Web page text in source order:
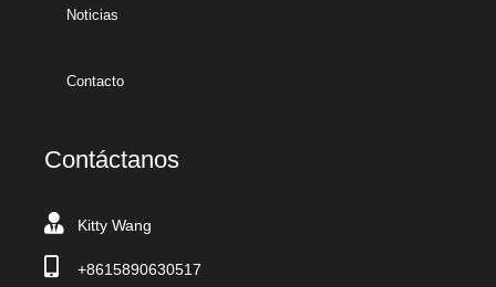
Noticias
Contacto
Contáctanos
Kitty Wang
+8615890630517